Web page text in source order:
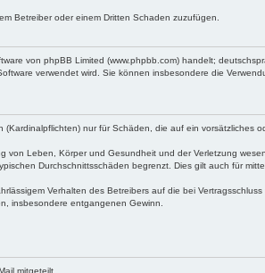
Betreiber oder einem Dritten Schaden zuzufügen.
von phpBB Limited (www.phpbb.com) handelt;
verwendet wird. Sie können insbesondere die
nur für Schäden, die auf ein vorsätzliches
Leben, Körper und Gesundheit und der Verletzung
Durchschnittsschäden begrenzt. Dies gilt auch für
Verhalten des Betreibers auf die bei
insbesondere entgangenen Gewinn.
mitgeteilt.